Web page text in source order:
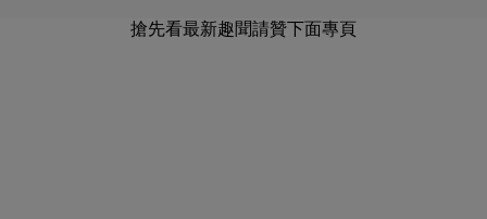
搶先看最新趣聞請贊下面專頁